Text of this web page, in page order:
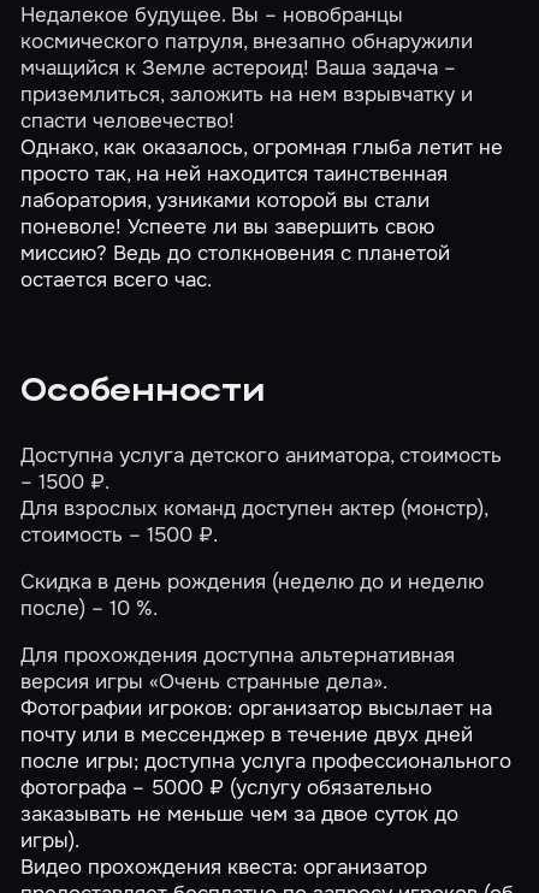
Недалекое будущее. Вы – новобранцы
космического патруля, внезапно обнаружили
мчащийся к Земле астероид! Ваша задача –
приземлиться, заложить на нем взрывчатку и
спасти человечество!
Однако, как оказалось, огромная глыба летит не
просто так, на ней находится таинственная
лаборатория, узниками которой вы стали
поневоле! Успеете ли вы завершить свою
миссию? Ведь до столкновения с планетой
остается всего час.
Особенности
Доступна услуга детского аниматора, стоимость
– 1500 ₽.
Для взрослых команд доступен актер (монстр),
стоимость – 1500 ₽.
Скидка в день рождения (неделю до и неделю
после) – 10 %.
Для прохождения доступна альтернативная
версия игры «Очень странные дела».
Фотографии игроков: организатор высылает на
почту или в мессенджер в течение двух дней
после игры; доступна услуга профессионального
фотографа – 5000 ₽ (услугу обязательно
заказывать не меньше чем за двое суток до
игры).
Видео прохождения квеста: организатор